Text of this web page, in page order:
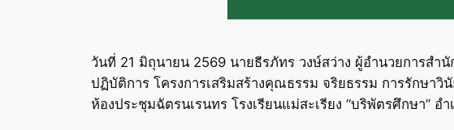
วันที่ 21 มิถุนายน 2569 นายธีรภัทร วงษ์สว่าง ผู้อำนวยการสำ
ปฏิบัติการ โครงการเสริมสร้างคุณธรรม จริยธรรม การรักษา
ห้องประชุมฉัตรนเรนทร โรงเรียนแม่สะเรียง “บริพัตรศึกษา” อ